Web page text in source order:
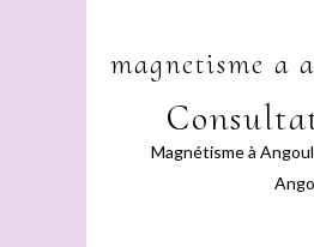
magnetisme a
Magnétisme à